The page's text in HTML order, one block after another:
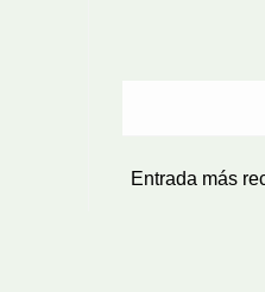
Entrada más